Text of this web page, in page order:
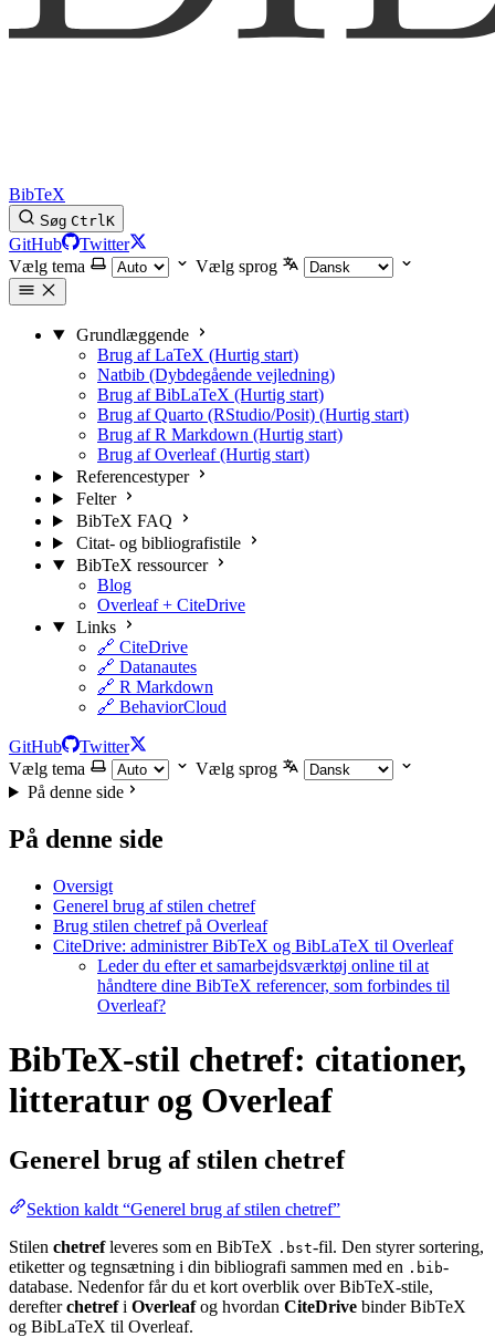
BibTeX
Søg CtrlK
GitHub
Twitter
Vælg tema
Vælg sprog
Grundlæggende
Brug af LaTeX (Hurtig start)
Natbib (Dybdegående vejledning)
Brug af BibLaTeX (Hurtig start)
Brug af Quarto (RStudio/Posit) (Hurtig start)
Brug af R Markdown (Hurtig start)
Brug af Overleaf (Hurtig start)
Referencestyper
Felter
BibTeX FAQ
Citat- og bibliografistile
BibTeX ressourcer
Blog
Overleaf + CiteDrive
Links
🔗 CiteDrive
🔗 Datanautes
🔗 R Markdown
🔗 BehaviorCloud
GitHub
Twitter
Vælg tema
Vælg sprog
På denne side
På denne side
Oversigt
Generel brug af stilen chetref
Brug stilen chetref på Overleaf
CiteDrive: administrer BibTeX og BibLaTeX til Overleaf
Leder du efter et samarbejdsværktøj online til at
håndtere dine BibTeX referencer, som forbindes til
Overleaf?
BibTeX-stil chetref: citationer,
litteratur og Overleaf
Generel brug af stilen chetref
Sektion kaldt “Generel brug af stilen chetref”
Stilen chetrefleveres som en BibTeX .bst-fil. Den styrer sortering,
etiketter og tegnsætning i din bibliografi sammen med en .bib-
database. Nedenfor får du et kort overblik over BibTeX-stile,
derefterchetrefi Overleafog hvordan CiteDrive binder BibTeX
og BibLaTeX til Overleaf.